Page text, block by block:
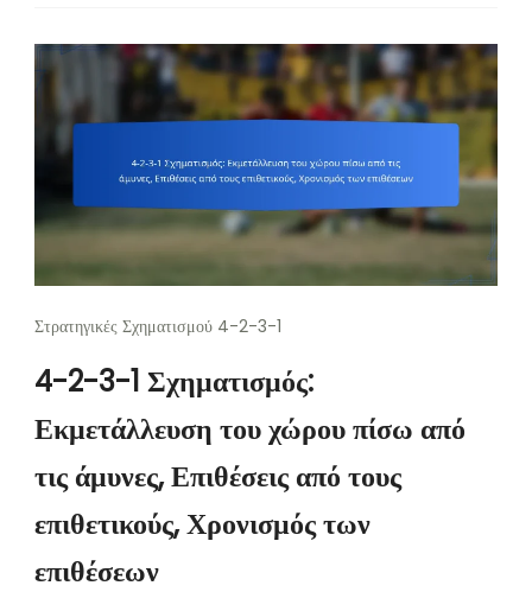
Στρατηγικές Σχηματισμού 4-2-3-1
4-2-3-1 Σχηματισμός:
Εκμετάλλευση του χώρου πίσω από
τις άμυνες, Επιθέσεις από τους
επιθετικούς, Χρονισμός των
επιθέσεων